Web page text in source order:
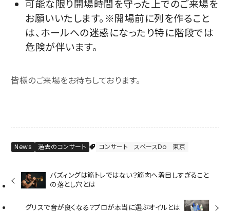
可能な限り開場時間を守った上でのご来場を
お願いいたします。※開場前に列を作ること
は、ホールへの迷惑になったり特に階段では
危険が伴います。
皆様のご来場をお待ちしております。
News 過去のコンサート コンサート スペースDo 東京
バズィングは筋トレではない？筋肉へ着目しすぎること
の落とし穴とは
グリスで音が良くなる？プロが本当に選ぶオイルとは